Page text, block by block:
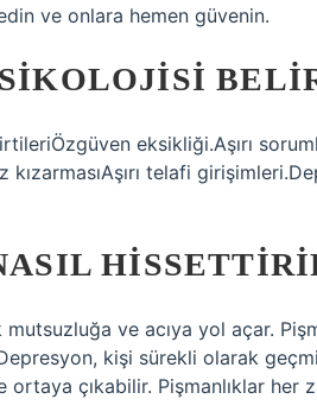
ve onlara hemen güvenin.
eksikliği.Aşırı
kızarmasıAşırı telafi
mutsuzluğa ve acıya yol açar.
kişi sürekli olarak
ortaya çıkabilir. Pişmanlıklar